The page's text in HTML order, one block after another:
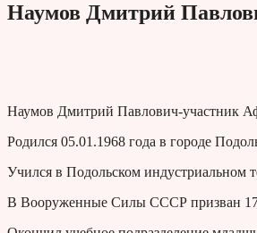
Наумов Дмитрий
Наумов Дмитрий Павлович-участник
Родился 05.01.1968 года в городе
Учился в Подольском индустриальном
В Вооруженные Силы СССР призван